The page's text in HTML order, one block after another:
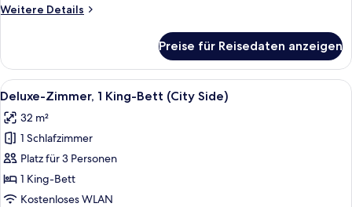
anzeigen
Weitere Details
Weitere
Zimmer,
1 King-
Bett,
Preise für Reisedaten anzeigen
Alle
Fotos
für
Deluxe-
Zimmer,
1 King-
Bett
Ein Hotelzimmer mit einem großen
9
Deluxe-Zimmer, 1 King-Bett (City Side)
32 m²
1 Schlafzimmer
Platz für 3 Personen
1 King-Bett
Kostenloses WLAN